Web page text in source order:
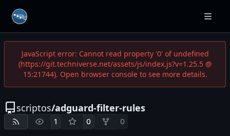
JavaScript error: Cannot read property '0' of undefined
(https://git.techniverse.net/assets/js/index.js?v=1.25.5 @
15:21744). Open browser console to see more details.
scriptos/adguard-filter-rules
1 0 0